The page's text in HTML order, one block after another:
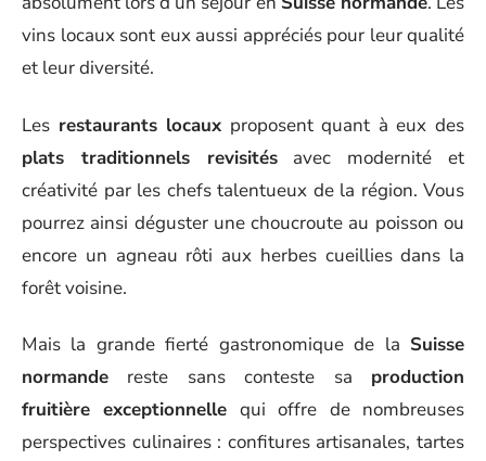
vins locaux sont eux aussi appréciés pour leur qualité
et leur diversité.
Les restaurants locaux proposent quant à eux des
plats traditionnels revisitésavec modernité et
créativité par les chefs talentueux de la région. Vous
pourrez ainsi déguster une choucroute au poisson ou
encore un agneau rôti aux herbes cueillies dans la
forêt voisine.
Mais la grande fierté gastronomique de la Suisse
normande reste sans conteste sa production
fruitière exceptionnelle qui offre de nombreuses
perspectives culinaires : confitures artisanales, tartes